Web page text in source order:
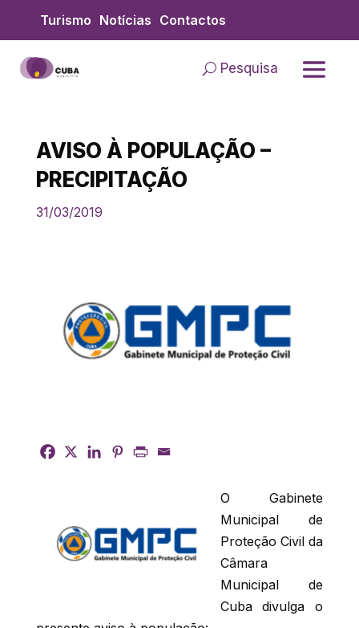
content
Turismo Notícias Contactos
Pesquisa
AVISO À POPULAÇÃO –
PRECIPITAÇÃO
31/03/2019
O Gabinete
Municipal de
Proteção Civil da
Câmara
Municipal de
Cuba divulga o